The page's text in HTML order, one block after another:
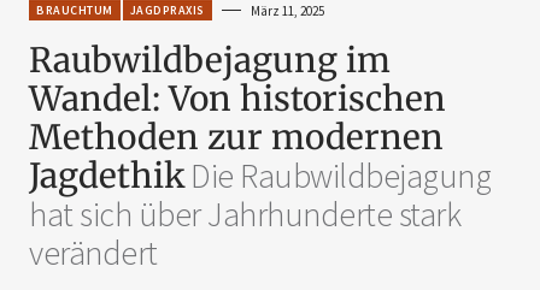
BRAUCHTUM JAGDPRAXIS März 11, 2025
Raubwildbejagung im
Wandel: Von historischen
Methoden zur modernen
JagdethikDie Raubwildbejagung
hat sich über Jahrhunderte stark
verändert